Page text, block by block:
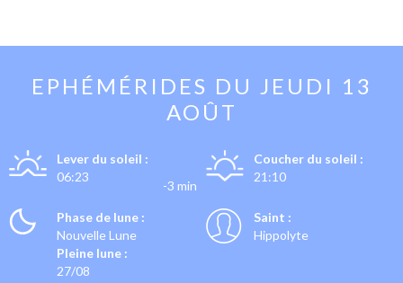
EPHÉMÉRIDES DU JEUDI 13
AOÛT
Lever du soleil :
06:23
-3 min
Coucher du soleil :
21:10
Phase de lune :
Nouvelle Lune
Pleine lune :
27/08
Saint :
Hippolyte